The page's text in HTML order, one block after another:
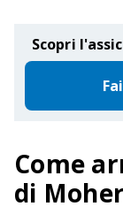
Scopri
Come
di Moher